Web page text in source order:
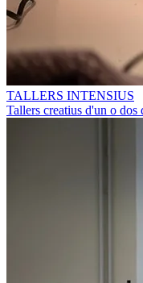
TALLERS INTENSIUS
Tallers creatius d'un o dos